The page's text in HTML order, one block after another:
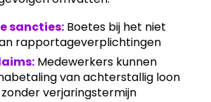
sancties: Boetes bij het niet
rapportageverplichtingen
Medewerkers kunnen
van achterstallig loon
verjaringstermijn